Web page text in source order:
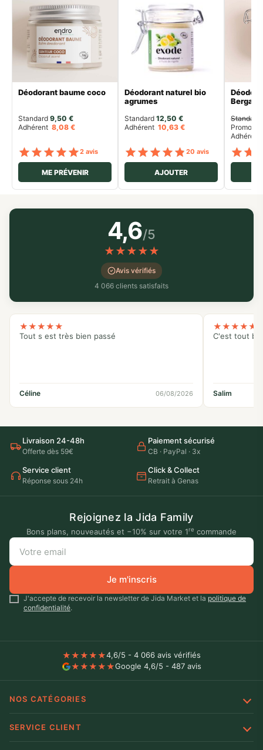
Déodorant baume coco
Standard 9,50 €
Adhérent 8,08 €
Note sur 5
2 avis
ME PRÉVENIR
Déodorant naturel bio
agrumes
Standard 12,50€
Adhérent10,63€
Note sur 5
20 avis
AJOUTER
Standard
Promo
4,6/5
★★★★★
Avis vérifiés
4 066 clients satisfaits
★★★★★
Tout s est très bien passé
Céline 06/08/2026
★★★★★
C'est tout
Salim
Livraison 24-48h
Offerte dès 59€
Paiement sécurisé
CB · PayPal · 3x
Service client
Réponse sous 24h
Click & Collect
Retrait à Genas
Rejoignez la Jida Family
Bons plans, nouveautés et −10% sur votre 1re commande
Je m'inscris
J'accepte de recevoir la newsletter de Jida Market et la politique de
confidentialité.
★★★★★4,6/5 - 4 066 avis vérifiés
★★★★★Google 4,6/5 - 487 avis
NOS CATÉGORIES
SERVICE CLIENT